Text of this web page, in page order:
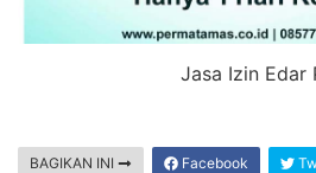
Jasa Izin Edar
BAGIKAN INI Facebook